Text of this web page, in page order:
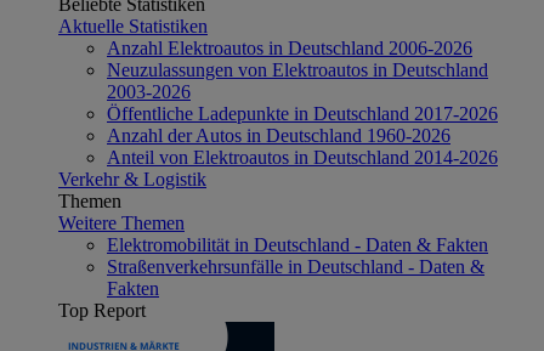
Aktuelle Statistiken
Anzahl Elektroautos in Deutschland 2006-2026
Neuzulassungen von Elektroautos in Deutschland
2003-2026
Öffentliche Ladepunkte in Deutschland 2017-2026
Anzahl der Autos in Deutschland 1960-2026
Anteil von Elektroautos in Deutschland 2014-2026
Verkehr & Logistik
Themen
Weitere Themen
Elektromobilität in Deutschland - Daten & Fakten
Straßenverkehrsunfälle in Deutschland - Daten &
Fakten
Top Report